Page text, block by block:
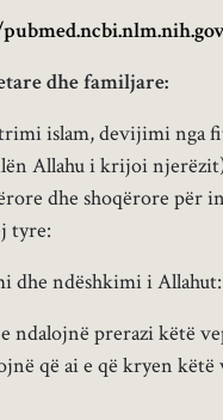
dhe familjare:
islam, devijimi nga
Allahu i krijoi
dhe shoqërore për
tyre:
dhe ndëshkimi i Allahut:
ndalojnë prerazi këtë
që ai e që kryen këtë